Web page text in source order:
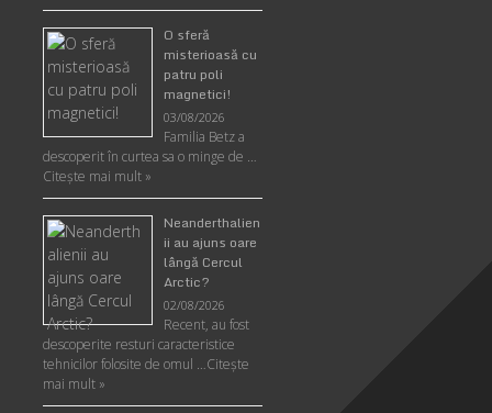
O sferă
misterioasă cu
patru poli
magnetici!
03/08/2026
Familia Betz a
descoperit în curtea sa o minge de …
Citeşte mai mult »
Neanderthalien
ii au ajuns oare
lângă Cercul
Arctic?
02/08/2026
Recent, au fost
descoperite resturi caracteristice
tehnicilor folosite de omul …Citeşte
mai mult »